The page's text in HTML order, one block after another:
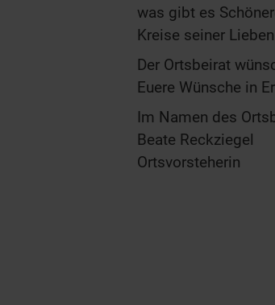
was gibt es
Kreise seiner
Der Ortsbeirat
Euere Wünsche in
Im Namen des
Beate Reckziegel
Ortsvorsteherin